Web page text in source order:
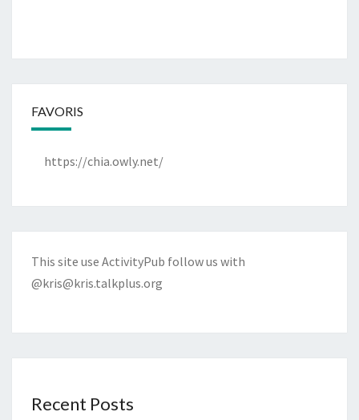
FAVORIS
https://chia.owly.net/
This site use ActivityPub follow us with
@kris@kris.talkplus.org
Recent Posts